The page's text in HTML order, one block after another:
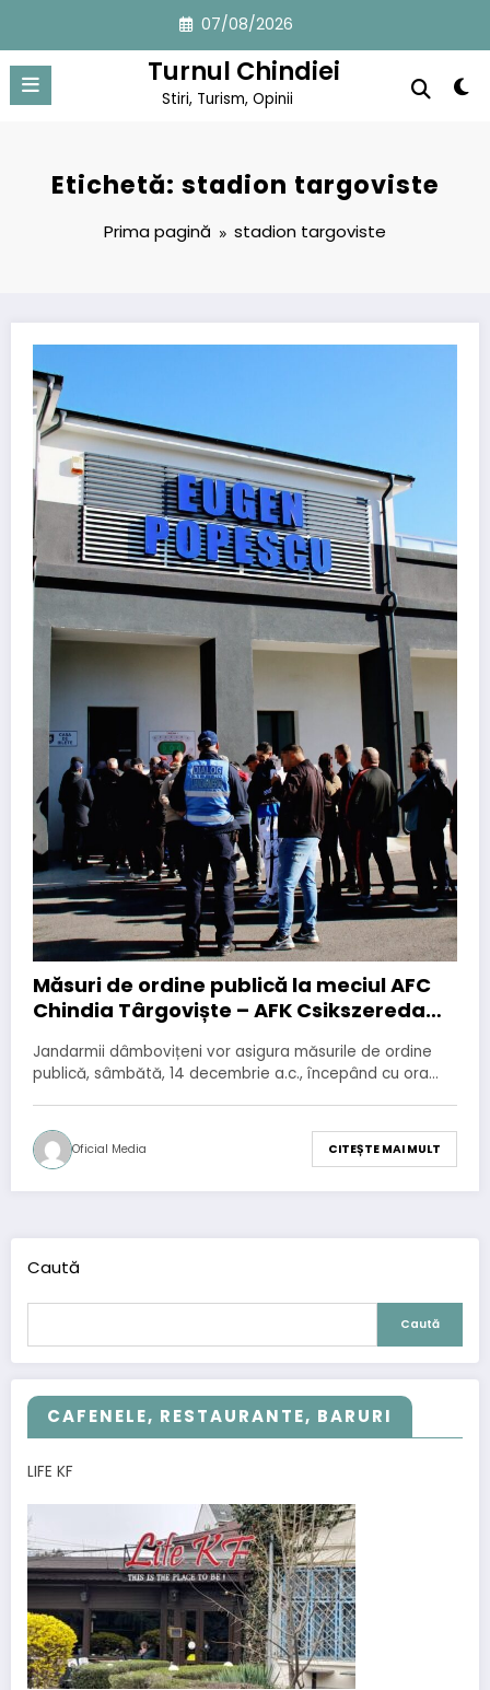
conținut
07/08/2026
Turnul Chindiei
Stiri, Turism, Opinii
Etichetă: stadion targoviste
Prima pagină stadion targoviste
Măsuri de ordine publică la meciul AFC
Chindia Târgoviște – AFK Csikszereda
Jandarmii dâmbovițeni vor asigura măsurile de ordine
publică, sâmbătă, 14 decembrie a.c., începând cu ora…
Oficial Media CITEȘTE MAI MULT
Caută
Caută
CAFENELE, RESTAURANTE, BARURI
LIFE KF